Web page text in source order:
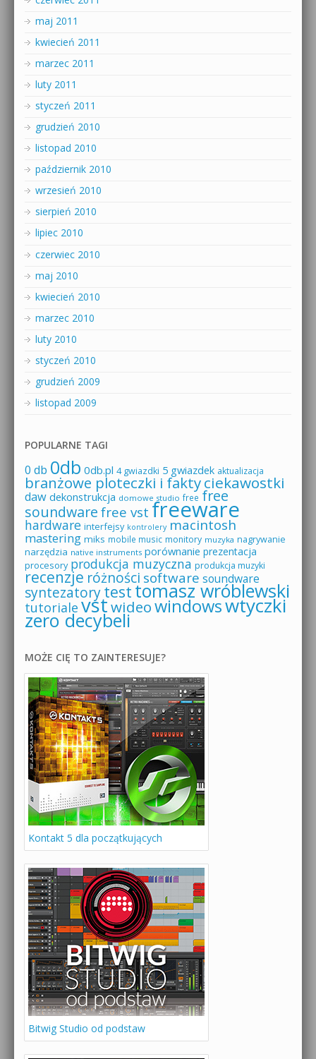
maj 2011
kwiecień 2011
marzec 2011
luty 2011
styczeń 2011
grudzień 2010
listopad 2010
październik 2010
wrzesień 2010
sierpień 2010
lipiec 2010
czerwiec 2010
maj 2010
kwiecień 2010
marzec 2010
luty 2010
styczeń 2010
grudzień 2009
listopad 2009
POPULARNE TAGI
0 db 0db 0db.pl 4 gwiazdki 5 gwiazdek aktualizacja
branżowe ploteczki i faktyciekawostki
daw dekonstrukcja domowe studio free free
soundware free vst freeware
hardware interfejsy kontrolery macintosh
mastering miks mobile music monitory muzyka nagrywanie
narzędzia native instruments porównanie prezentacja
procesory produkcja muzyczna produkcja muzyki
recenzje różności software soundware
syntezatorytesttomasz wróblewski
tutoriale vstwideowindowswtyczki
zero decybeli
MOŻE CIĘ TO ZAINTERESUJE?
Kontakt 5 dla początkujących
Bitwig Studio od podstaw